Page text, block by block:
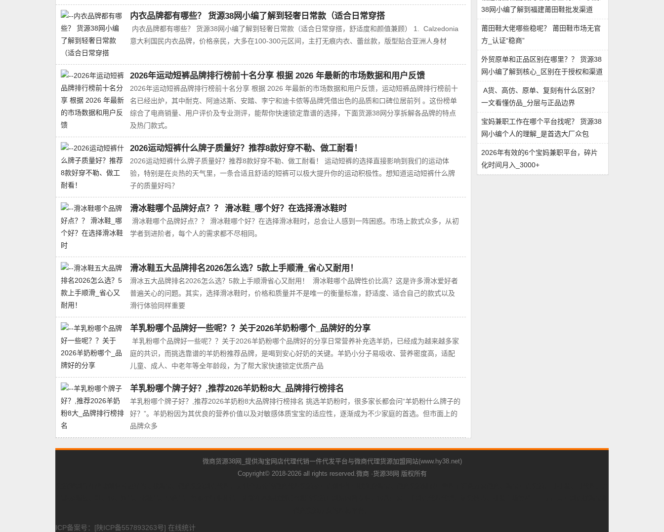
内衣品牌都有哪些？ 货源38网小编了解到轻奢日常款（适合日常穿搭
内衣品牌都有哪些？ 货源38网小编了解到轻奢日常款（适合日常穿搭，舒适度和颜值兼顾） 1. Calzedonia
意大利国民内衣品牌，价格亲民，大多在100-300元区间，主打无痕内衣、蕾丝款，版型贴合亚洲人身材
2026年运动短裤品牌排行榜前十名分享 根据 2026 年最新的市场数据和用户反馈
2026年运动短裤品牌排行榜前十名分享 根据 2026 年最新的市场数据和用户反馈，运动短裤品牌排行榜前十
名已经出炉，其中‌耐克、阿迪达斯、安踏、李宁和迪卡侬‌等品牌凭借出色的品质和口碑位居前列 。这份榜单
综合了电商销量、用户评价及专业测评，能帮你快速锁定靠谱的选择，下面货源38网分享拆解各品牌的特点
及热门款式。
2026运动短裤什么牌子质量好？推荐8款好穿不勒、做工耐看！
2026运动短裤什么牌子质量好？推荐8款好穿不勒、做工耐看！ 运动短裤的选择直接影响到我们的运动体
验，特别是在炎热的天气里，一条合适且舒适的短裤可以极大提升你的运动积极性。想知道运动短裤什么牌
子的质量好吗？
滑冰鞋哪个品牌好点？？ 滑冰鞋_哪个好？在选择滑冰鞋时
滑冰鞋哪个品牌好点？？ 滑冰鞋哪个好？在选择滑冰鞋时，总会让人感到一阵困惑。市场上款式众多，从初
学者到进阶者，每个人的需求都不尽相同。
滑冰鞋五大品牌排名2026怎么选？5款上手顺滑_省心又耐用！
滑冰五大品牌排名2026怎么选？5款上手顺滑省心又耐用！ 滑冰鞋哪个品牌性价比高？这是许多滑冰爱好者
普遍关心的问题。其实，选择滑冰鞋时，价格和质量并不是唯一的衡量标准，舒适度、适合自己的款式以及
滑行体验同样重要
羊乳粉哪个品牌好一些呢？？关于2026羊奶粉哪个_品牌好的分享
羊乳粉哪个品牌好一些呢？？关于2026羊奶粉哪个品牌好的分享日常营养补充选羊奶，已经成为越来越多家
庭的共识，而挑选靠谱的羊奶粉推荐品牌，是喝到安心好奶的关键。羊奶小分子易吸收、营养密度高，适配
儿童、成人、中老年等全年龄段，为了帮大家快速锁定优质产品
羊乳粉哪个牌子好？,推荐2026羊奶粉8大_品牌排行榜排名
羊乳粉哪个牌子好？,推荐2026羊奶粉8大品牌排行榜排名 挑选羊奶粉时，很多家长都会问“羊奶粉什么牌子的
好？”。羊奶粉因为其优良的营养价值以及对敏感体质宝宝的适应性，逐渐成为不少家庭的首选。但市面上的
品牌众多
38网小编了解到福建莆田鞋批发渠道
莆田鞋大佬哪些稳呢？ 莆田鞋市场无官
方_认证“稳商”
外贸原单和正品区别在哪里？？ 货源38
网小编了解到核心_区别在于授权和渠道‌
A货、高仿、原单、复刻有什么区别？
一文看懂仿品_分层与正品边界
宝妈兼职工作在哪个平台找呢？ 货源38
网小编个人的理解_是首选大厂众包
2026年有效的6个宝妈兼职平台，碎片
化时间月入_3000+
微商货源38网_提供淘宝网店代理代销一件代发平台与微商代理货源加盟网站(www.hy38.net)
Copyright© 2018-2026 all rights reserved.微商 ·货源38网 版权所有
ICP备案号：[陕ICP备557893263号] 在线统计